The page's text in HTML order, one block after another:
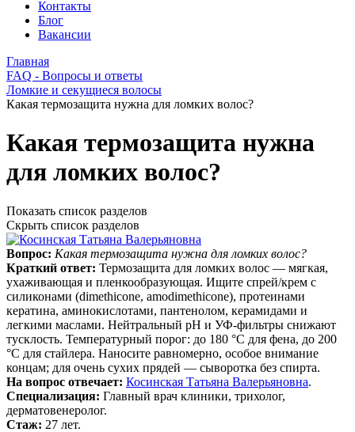
Контакты
Блог
Вакансии
Главная
FAQ - Вопросы и ответы
Ломкие и секущиеся волосы
Какая термозащита нужна для ломких волос?
Какая термозащита нужна
для ломких волос?
Показать список разделов
Скрыть список разделов
Вопрос: Какая термозащита нужна для ломких волос?
Краткий ответ: Термозащита для ломких волос — мягкая,
ухаживающая и пленкообразующая. Ищите спрей/крем с
силиконами (dimethicone, amodimethicone), протеинами
кератина, аминокислотами, пантенолом, керамидами и
легкими маслами. Нейтральный pH и УФ‑фильтры снижают
тусклость. Температурный порог: до 180 °C для фена, до 200
°C для стайлера. Наносите равномерно, особое внимание
концам; для очень сухих прядей — сыворотка без спирта.
На вопрос отвечает: Косинская Татьяна Валерьяновна.
Специализация: Главный врач клиники, трихолог,
дерматовенеролог.
Стаж: 27 лет.